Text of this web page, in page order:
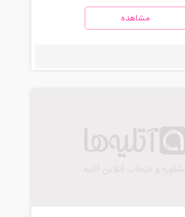
مشاهده